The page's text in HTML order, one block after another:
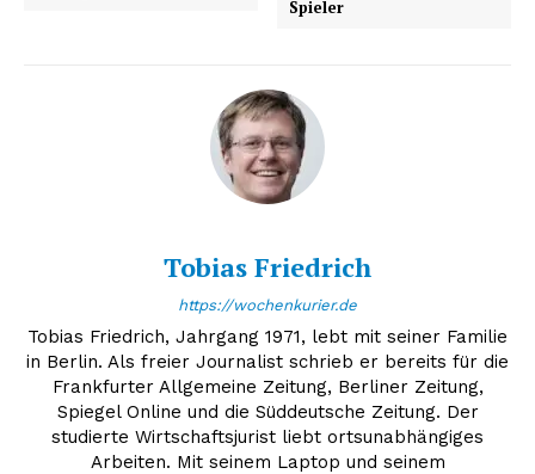
Spieler
Tobias Friedrich
https://wochenkurier.de
Tobias Friedrich, Jahrgang 1971, lebt mit seiner Familie
in Berlin. Als freier Journalist schrieb er bereits für die
Frankfurter Allgemeine Zeitung, Berliner Zeitung,
Spiegel Online und die Süddeutsche Zeitung. Der
studierte Wirtschaftsjurist liebt ortsunabhängiges
Arbeiten. Mit seinem Laptop und seinem